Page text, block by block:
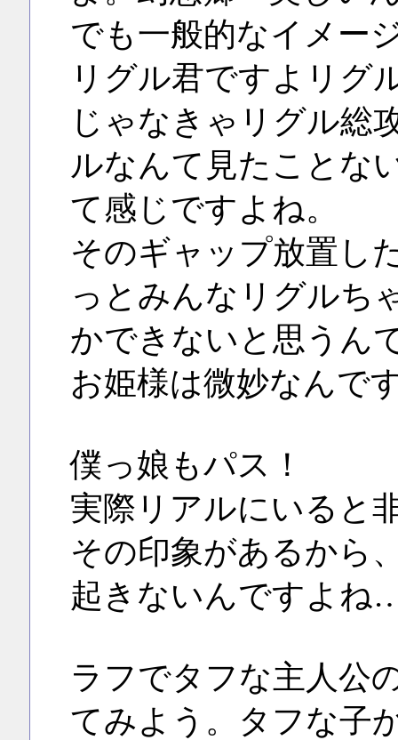
でも一般的なイメー
リグル君ですよリグ
じゃなきゃリグル総
ルなんて見たことな
て感じですよね。
そのギャップ放置し
っとみんなリグルち
かできないと思うん
お姫様は微妙なんで
僕っ娘もパス！
実際リアルにいると
その印象があるから
起きないんですよ
ラフでタフな主人公
てみよう。タフな